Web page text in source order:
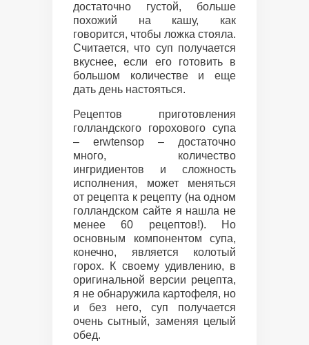
достаточно густой, больше
похожий на кашу, как
говорится, чтобы ложка стояла.
Считается, что суп получается
вкуснее, если его готовить в
большом количестве и еще
дать день настояться.
Рецептов приготовления
голландского горохового супа
– erwtensop – достаточно
много, количество
ингридиентов и сложность
исполнения, может меняться
от рецепта к рецепту (на одном
голландском сайте я нашла не
менее 60 рецептов!). Но
основным компонентом супа,
конечно, является колотый
горох. К своему удивлению, в
оригинальной версии рецепта,
я не обнаружила картофеля, но
и без него, суп получается
очень сытный, заменяя целый
обед.